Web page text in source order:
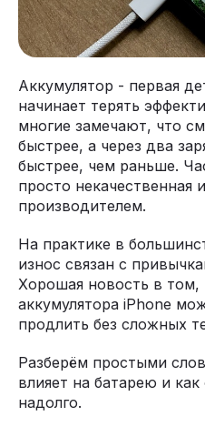
Аккумулятор - первая
начинает терять
многие замечают, что
быстрее, а через два
быстрее, чем раньше.
просто некачественная
производителем.
На практике в
износ связан с
Хорошая новость в том,
аккумулятора iPhone
продлить без сложных
Разберём простыми
влияет на батарею и
надолго.